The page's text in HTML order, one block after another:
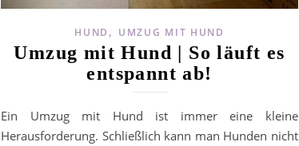
HUND , UMZUG MIT HUND
Umzug mit Hund | So läuft es
entspannt ab!
Ein Umzug mit Hund ist immer eine kleine
Herausforderung. Schließlich kann man Hunden nicht